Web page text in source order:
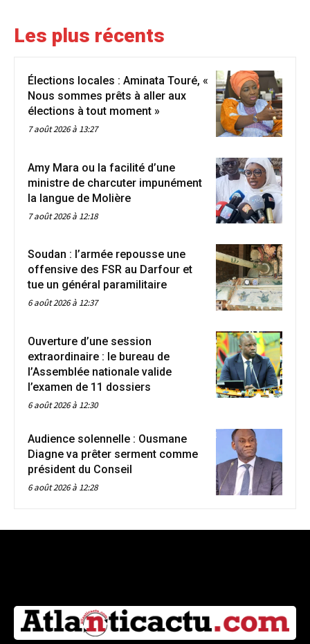
Les plus récents
Élections locales : Aminata Touré, «
Nous sommes prêts à aller aux
élections à tout moment »
7 août 2026 à 13:27
Amy Mara ou la facilité d’une
ministre de charcuter impunément
la langue de Molière
7 août 2026 à 12:18
Soudan : l’armée repousse une
offensive des FSR au Darfour et
tue un général paramilitaire
6 août 2026 à 12:37
Ouverture d’une session
extraordinaire : le bureau de
l’Assemblée nationale valide
l’examen de 11 dossiers
6 août 2026 à 12:30
Audience solennelle : Ousmane
Diagne va prêter serment comme
président du Conseil
6 août 2026 à 12:28